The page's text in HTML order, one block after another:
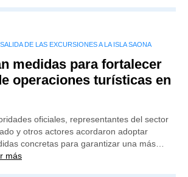
DE LAS EXCURSIONES A LA ISLA SAONA
medidas para fortalecer
operaciones turísticas en
oficiales, representantes del sector
y otros actores acordaron adoptar
concretas para garantizar una más…
más